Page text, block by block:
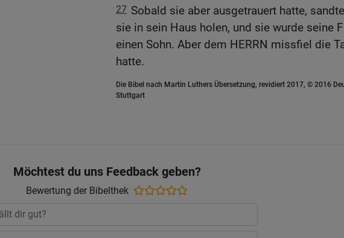
27 Sobald sie aber ausgetrauert hatte,
sie in sein Haus holen, und sie wurde seine
einen Sohn. Aber dem HERRN missfiel die
hatte.
Die Bibel nach Martin Luthers Übersetzung, revidiert 2017, © 2016
Stuttgart
Möchtest du uns Feedback geben?
Bewertung der Bibelthek